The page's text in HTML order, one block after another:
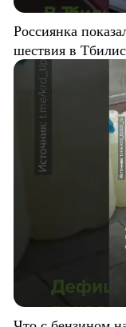
Россиянка
шествия в